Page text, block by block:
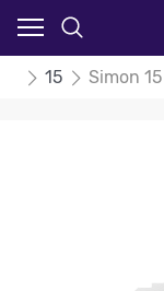
15 Simon